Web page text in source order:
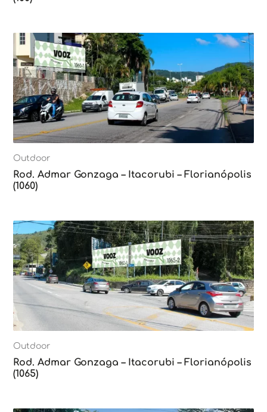
Outdoor
Rod. Admar Gonzaga – Itacorubi – Florianópolis
(1060)
Outdoor
Rod. Admar Gonzaga – Itacorubi – Florianópolis
(1065)